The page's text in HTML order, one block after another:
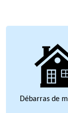
Débarras de